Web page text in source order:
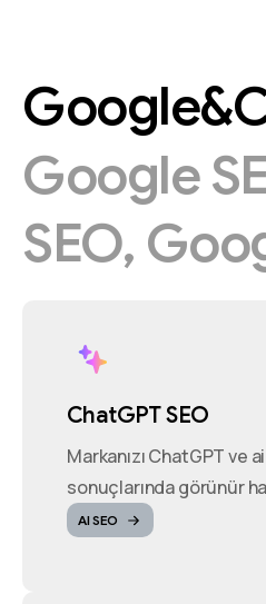
Google
SEO,
ChatGPT SEO
Markanızı ChatGPT ve
sonuçlarında görünür
AI SEO